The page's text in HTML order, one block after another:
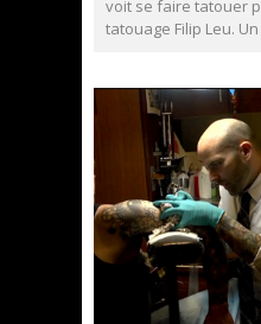
voit se faire tatouer
tatouage Filip Leu.